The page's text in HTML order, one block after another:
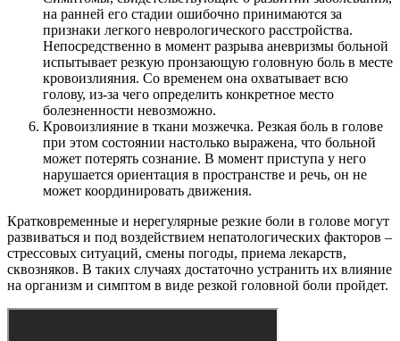
на ранней его стадии ошибочно принимаются за
признаки легкого неврологического расстройства.
Непосредственно в момент разрыва аневризмы больной
испытывает резкую пронзающую головную боль в месте
кровоизлияния. Со временем она охватывает всю
голову, из-за чего определить конкретное место
болезненности невозможно.
Кровоизлияние в ткани мозжечка. Резкая боль в голове
при этом состоянии настолько выражена, что больной
может потерять сознание. В момент приступа у него
нарушается ориентация в пространстве и речь, он не
может координировать движения.
Кратковременные и нерегулярные резкие боли в голове могут
развиваться и под воздействием непатологических факторов –
стрессовых ситуаций, смены погоды, приема лекарств,
сквозняков. В таких случаях достаточно устранить их влияние
на организм и симптом в виде резкой головной боли пройдет.